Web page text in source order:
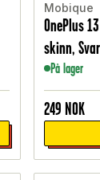
Mobique
OnePlus
skinn,
På lager
249 NOK